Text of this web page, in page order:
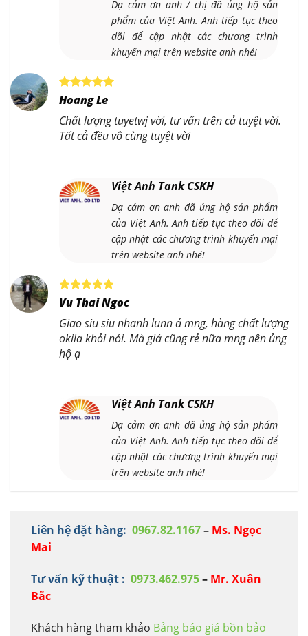
Dạ cảm ơn anh / chị đã ủng hộ sản
phẩm của Việt Anh. Anh tiếp tục theo
dõi để cập nhật các chương trình
khuyến mại trên website anh nhé!
Hoang Le
Chất lượng tuyetwj vời, tư vấn trên cả tuyệt vời.
Tất cả đều vô cùng tuyệt vời
Việt Anh Tank CSKH
Dạ cảm ơn anh đã ủng hộ sản phẩm
của Việt Anh. Anh tiếp tục theo dõi để
cập nhật các chương trình khuyến mại
trên website anh nhé!
Vu Thai Ngoc
Giao siu siu nhanh lunn á mng, hàng chất lượng
okila khỏi nói. Mà giá cũng rẻ nữa mng nên ủng
hộ ạ
Việt Anh Tank CSKH
Dạ cảm ơn anh đã ủng hộ sản phẩm
của Việt Anh. Anh tiếp tục theo dõi để
cập nhật các chương trình khuyến mại
trên website anh nhé!
Liên hệ đặt hàng: 0967.82.1167– Ms. Ngọc
Mai
Tư vấn kỹ thuật : 0973.462.975– Mr. Xuân
Bắc
Khách hàng tham khảo Bảng báo giá bồn bảo